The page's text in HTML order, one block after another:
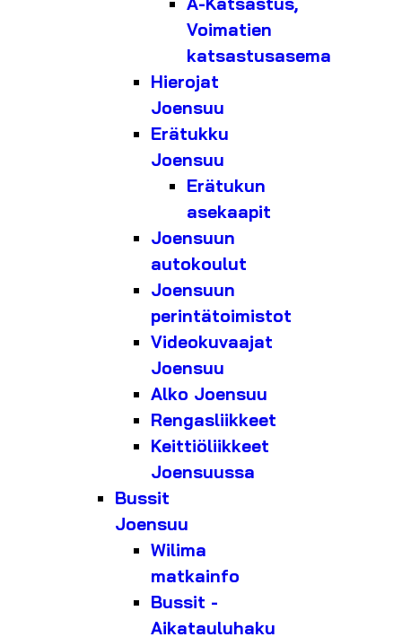
Voimatien
katsastusasema
Hierojat
Joensuu
Erätukku
Joensuu
Erätukun
asekaapit
Joensuun
autokoulut
Joensuun
perintätoimistot
Videokuvaajat
Joensuu
Alko Joensuu
Rengasliikkeet
Keittiöliikkeet
Joensuussa
Bussit
Joensuu
Wilima
matkainfo
Bussit -
Aikatauluhaku